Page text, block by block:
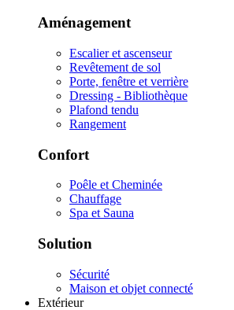
Aménagement
Escalier et ascenseur
Revêtement de sol
Porte, fenêtre et verrière
Dressing - Bibliothèque
Plafond tendu
Rangement
Confort
Poêle et Cheminée
Chauffage
Spa et Sauna
Solution
Sécurité
Maison et objet connecté
Extérieur